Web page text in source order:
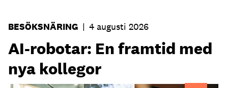
BESÖKSNÄRING | 4 augusti 2026
AI-robotar: En framtid med
nya kollegor